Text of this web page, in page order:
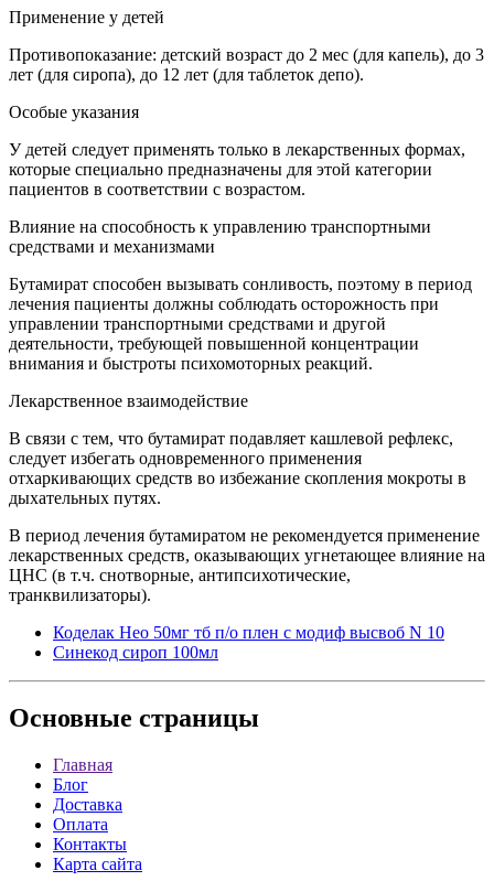
Применение у детей
Противопоказание: детский возраст до 2 мес (для капель), до 3
лет (для сиропа), до 12 лет (для таблеток депо).
Особые указания
У детей следует применять только в лекарственных формах,
которые специально предназначены для этой категории
пациентов в соответствии с возрастом.
Влияние на способность к управлению транспортными
средствами и механизмами
Бутамират способен вызывать сонливость, поэтому в период
лечения пациенты должны соблюдать осторожность при
управлении транспортными средствами и другой
деятельности, требующей повышенной концентрации
внимания и быстроты психомоторных реакций.
Лекарственное взаимодействие
В связи с тем, что бутамират подавляет кашлевой рефлекс,
следует избегать одновременного применения
отхаркивающих средств во избежание скопления мокроты в
дыхательных путях.
В период лечения бутамиратом не рекомендуется применение
лекарственных средств, оказывающих угнетающее влияние на
ЦНС (в т.ч. снотворные, антипсихотические,
транквилизаторы).
Коделак Нео 50мг тб п/о плен с модиф высвоб N 10
Синекод сироп 100мл
Основные страницы
Главная
Блог
Доставка
Оплата
Контакты
Карта сайта